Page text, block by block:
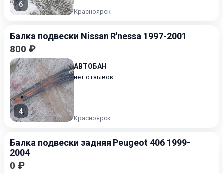
6
Красноярск
Балка подвески Nissan R'nessa 1997-2001
800 ₽
4
АВТОБАН
нет отзывов
Красноярск
Балка подвески задняя Peugeot 406 1999-
2004
0 ₽